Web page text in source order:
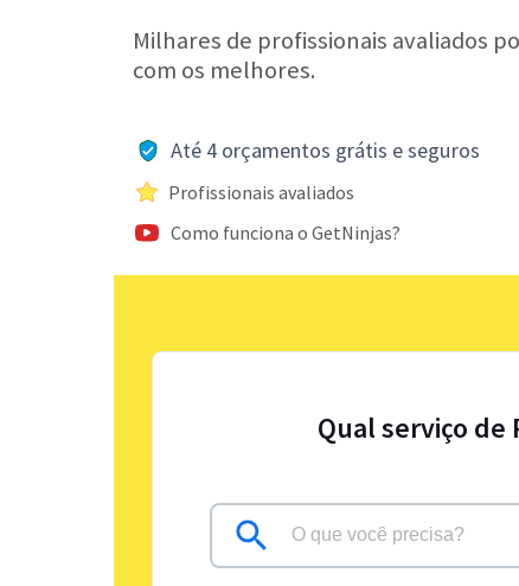
Milhares de profissionais avaliados
com os melhores.
Até 4 orçamentos grátis e seguros
Profissionais avaliados
Como funciona o GetNinjas?
Qual serviço de